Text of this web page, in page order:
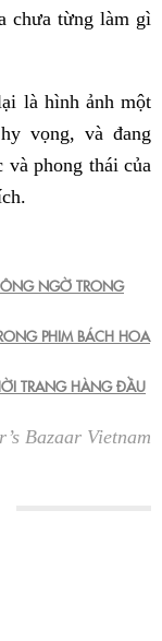
chưa từng làm gì
là hình ảnh một
vọng, và đang
và phong thái của
NGỜ TRONG
PHIM BÁCH HOA
TRANG HÀNG ĐẦU
Bazaar Vietnam